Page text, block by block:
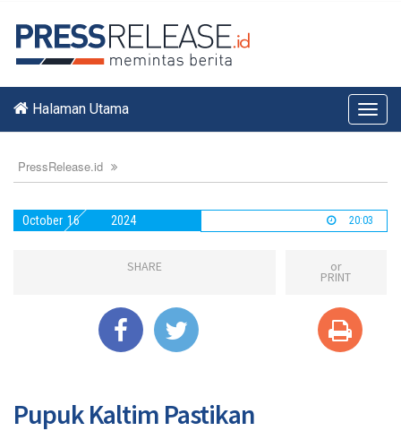
Halaman Utama
PressRelease.id
October 16 2024 20:03
SHARE or
PRINT
Pupuk Kaltim Pastikan